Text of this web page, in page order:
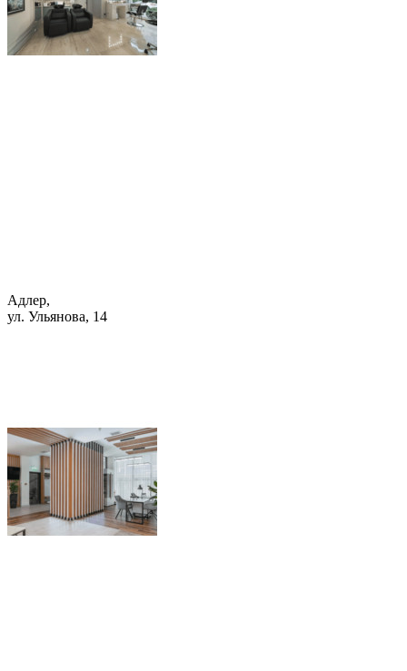
Адлер,
ул. Ульянова, 14